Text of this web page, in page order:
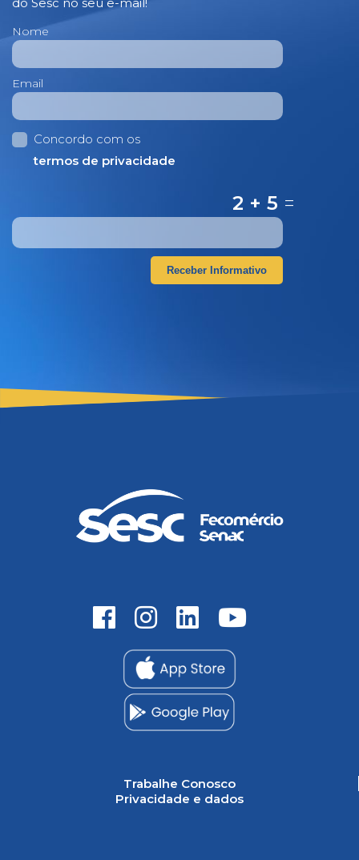
Nome
Email
Concordo com os
termos de privacidade
2 + 5 =
Receber Informativo
Trabalhe Conosco
Privacidade e dados